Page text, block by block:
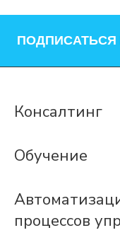
Консалтинг
Обучение
процессов